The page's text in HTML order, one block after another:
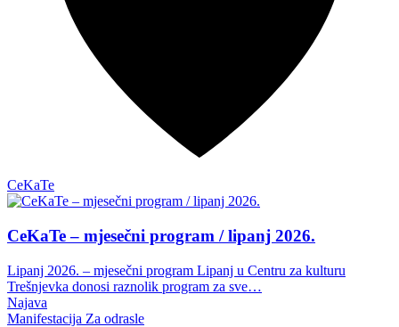
CeKaTe
CeKaTe – mjesečni program / lipanj 2026.
Lipanj 2026. – mjesečni program Lipanj u Centru za kulturu
Trešnjevka donosi raznolik program za sve…
Najava
Manifestacija Za odrasle